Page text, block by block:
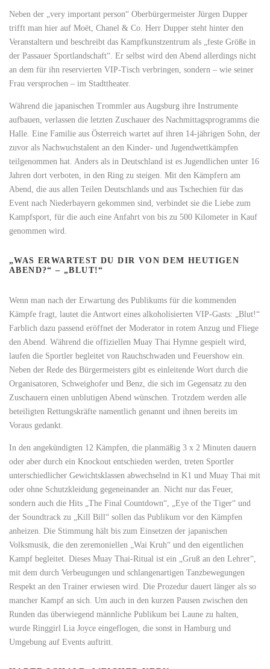
Neben der „very important person“ Oberbürgermeister Jürgen Dupper
trifft man hier auf Moët, Chanel & Co. Herr Dupper steht hinter den
Veranstaltern und beschreibt das Kampfkunstzentrum als „feste Größe in
der Passauer Sportlandschaft“. Er selbst wird den Abend allerdings nicht
an dem für ihn reservierten VIP-Tisch verbringen, sondern – wie seiner
Frau versprochen – im Stadttheater.
Während die japanischen Trommler aus Augsburg ihre Instrumente
aufbauen, verlassen die letzten Zuschauer des Nachmittagsprogramms die
Halle. Eine Familie aus Österreich wartet auf ihren 14-jährigen Sohn, der
zuvor als Nachwuchstalent an den Kinder- und Jugendwettkämpfen
teilgenommen hat. Anders als in Deutschland ist es Jugendlichen unter 16
Jahren dort verboten, in den Ring zu steigen. Mit den Kämpfern am
Abend, die aus allen Teilen Deutschlands und aus Tschechien für das
Event nach Niederbayern gekommen sind, verbindet sie die Liebe zum
Kampfsport, für die auch eine Anfahrt von bis zu 500 Kilometer in Kauf
genommen wird.
„WAS ERWARTEST DU DIR VON DEM HEUTIGEN
ABEND?“ – „BLUT!“
Wenn man nach der Erwartung des Publikums für die kommenden
Kämpfe fragt, lautet die Antwort eines alkoholisierten VIP-Gasts: „Blut!“
Farblich dazu passend eröffnet der Moderator in rotem Anzug und Fliege
den Abend. Während die offiziellen Muay Thai Hymne gespielt wird,
laufen die Sportler begleitet von Rauchschwaden und Feuershow ein.
Neben der Rede des Bürgermeisters gibt es einleitende Wort durch die
Organisatoren, Schweighofer und Benz, die sich im Gegensatz zu den
Zuschauern einen unblutigen Abend wünschen. Trotzdem werden alle
beteiligten Rettungskräfte namentlich genannt und ihnen bereits im
Voraus gedankt.
In den angekündigten 12 Kämpfen, die planmäßig 3 x 2 Minuten dauern
oder aber durch ein Knockout entschieden werden, treten Sportler
unterschiedlicher Gewichtsklassen abwechselnd in K1 und Muay Thai mit
oder ohne Schutzkleidung gegeneinander an. Nicht nur das Feuer,
sondern auch die Hits „The Final Countdown“, „Eye of the Tiger“ und
der Soundtrack zu „Kill Bill“ sollen das Publikum vor den Kämpfen
anheizen. Die Stimmung hält bis zum Einsetzen der japanischen
Volksmusik, die den zeremoniellen „Wai Kruh“ und den eigentlichen
Kampf begleitet. Dieses Muay Thai-Ritual ist ein „Gruß an den Lehrer“,
mit dem durch Verbeugungen und schlangenartigen Tanzbewegungen
Respekt an den Trainer erwiesen wird. Die Prozedur dauert länger als so
mancher Kampf an sich. Um auch in den kurzen Pausen zwischen den
Runden das überwiegend männliche Publikum bei Laune zu halten,
wurde Ringgirl Lia Joyce eingeflogen, die sonst in Hamburg und
Umgebung auf Events auftritt.